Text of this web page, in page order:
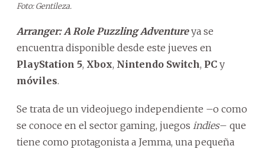
Foto: Gentileza.
Arranger: A Role Puzzling Adventureya se
encuentra disponible desde este jueves en
PlayStation 5, Xbox, Nintendo Switch, PC y
móviles.
Se trata de un videojuego independiente –o como
se conoce en el sector gaming, juegos indies– que
tiene como protagonista a Jemma, una pequeña